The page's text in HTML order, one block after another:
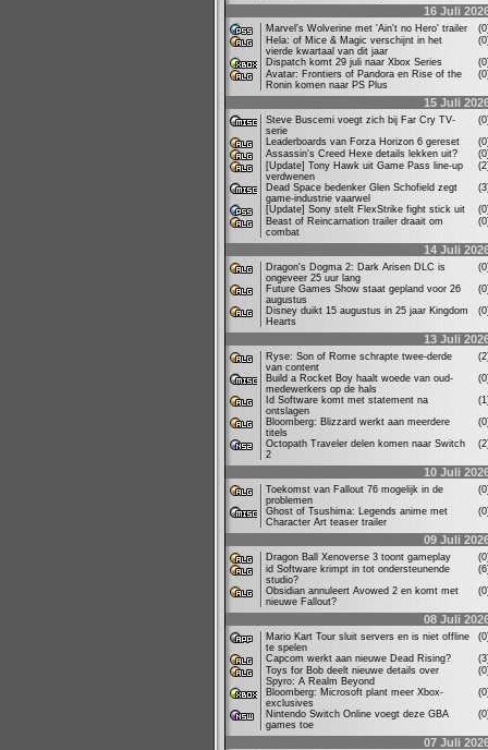
16 Juli
Marvel's Wolverine met 'Ain't no Hero' trailer
Hela: of Mice & Magic verschijnt in het
vierde kwartaal van dit jaar
Dispatch komt 29 juli naar Xbox Series
Avatar: Frontiers of Pandora en Rise of the
Ronin komen naar PS Plus
15 Juli
Steve Buscemi voegt zich bij Far Cry TV-
serie
Leaderboards van Forza Horizon 6 gereset
Assassin's Creed Hexe details lekken uit?
[Update] Tony Hawk uit Game Pass line-up
verdwenen
Dead Space bedenker Glen Schofield zegt
game-industrie vaarwel
[Update] Sony stelt FlexStrike fight stick uit
Beast of Reincarnation trailer draait om
combat
14 Juli
Dragon's Dogma 2: Dark Arisen DLC is
ongeveer 25 uur lang
Future Games Show staat gepland voor 26
augustus
Disney duikt 15 augustus in 25 jaar Kingdom
Hearts
13 Juli
Ryse: Son of Rome schrapte twee-derde
van content
Build a Rocket Boy haalt woede van oud-
medewerkers op de hals
Id Software komt met statement na
ontslagen
Bloomberg: Blizzard werkt aan meerdere
titels
Octopath Traveler delen komen naar Switch
2
10 Juli
Toekomst van Fallout 76 mogelijk in de
problemen
Ghost of Tsushima: Legends anime met
Character Art teaser trailer
09 Juli
Dragon Ball Xenoverse 3 toont gameplay
id Software krimpt in tot ondersteunende
studio?
Obsidian annuleert Avowed 2 en komt met
nieuwe Fallout?
08 Juli
Mario Kart Tour sluit servers en is niet offline
te spelen
Capcom werkt aan nieuwe Dead Rising?
Toys for Bob deelt nieuwe details over
Spyro: A Realm Beyond
Bloomberg: Microsoft plant meer Xbox-
exclusives
Nintendo Switch Online voegt deze GBA
games toe
07 Juli